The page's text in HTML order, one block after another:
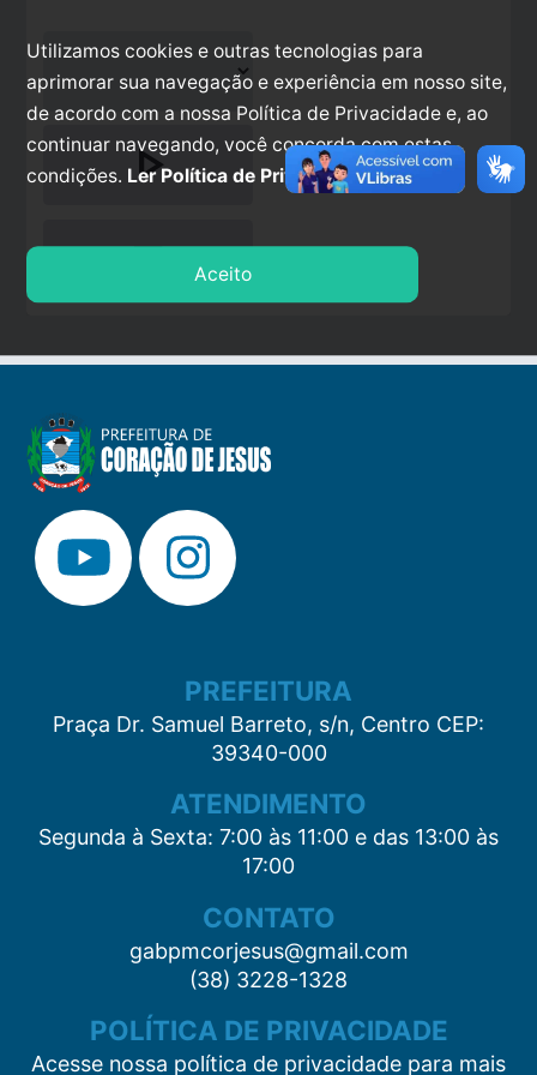
play_arrow
stop
PREFEITURA
Praça Dr. Samuel Barreto, s/n, Centro CEP:
39340-000
ATENDIMENTO
Segunda à Sexta: 7:00 às 11:00 e das 13:00 às
17:00
CONTATO
gabpmcorjesus@gmail.com
(38) 3228-1328
POLÍTICA DE PRIVACIDADE
Acesse nossa política de privacidade para mais
Utilizamos cookies e outras tecnologias para
aprimorar sua navegação e experiência em nosso site,
de acordo com a nossa Política de Privacidade e, ao
continuar navegando, você concorda com estas
condições. Ler Política de Privacidade.
Aceito